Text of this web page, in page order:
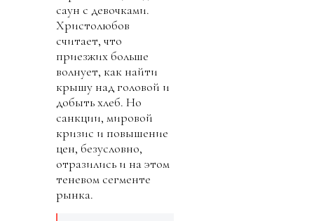
саун с девочками.
Христолюбов
считает, что
приезжих больше
волнует, как найти
крышу над головой и
добыть хлеб. Но
санкции, мировой
кризис и повышение
цен, безусловно,
отразились и на этом
теневом сегменте
рынка.